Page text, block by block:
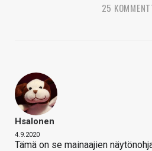
25
Hsalonen
4.9.2020
Tämä on se mainaajien